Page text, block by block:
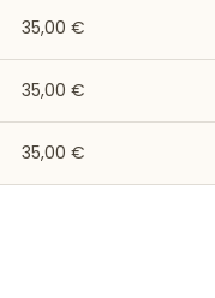
35,00 €
35,00 €
35,00 €